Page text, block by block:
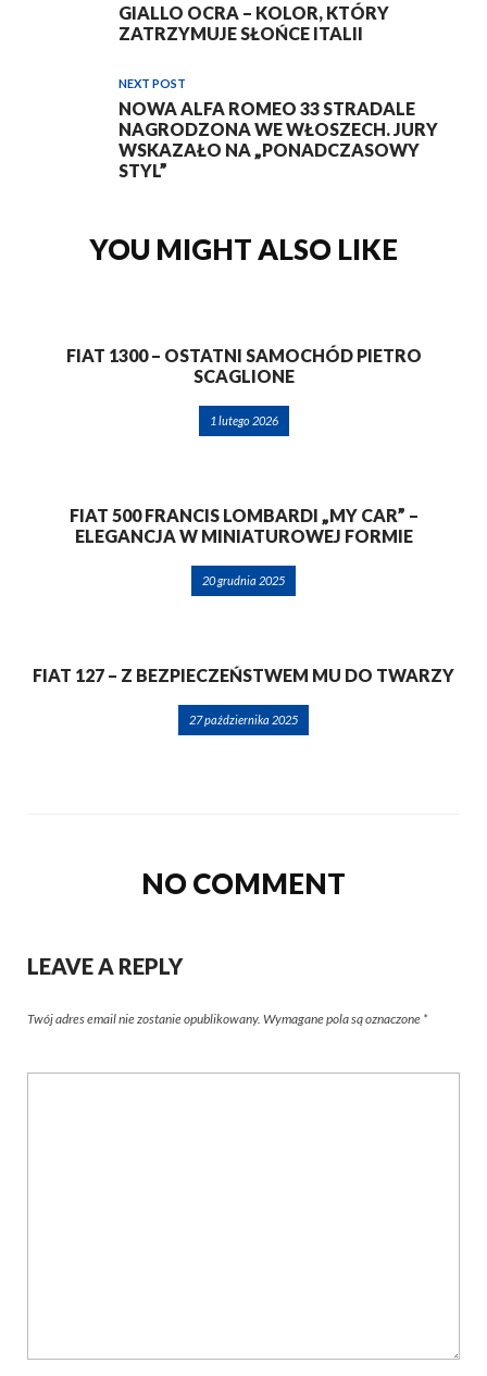
GIALLO OCRA – KOLOR, KTÓRY
ZATRZYMUJE SŁOŃCE ITALII
NEXT POST
NOWA ALFA ROMEO 33 STRADALE
NAGRODZONA WE WŁOSZECH. JURY
WSKAZAŁO NA „PONADCZASOWY
STYL”
YOU MIGHT ALSO LIKE
FIAT 1300 – OSTATNI SAMOCHÓD PIETRO
SCAGLIONE
1 lutego 2026
FIAT 500 FRANCIS LOMBARDI „MY CAR” –
ELEGANCJA W MINIATUROWEJ FORMIE
20 grudnia 2025
FIAT 127 – Z BEZPIECZEŃSTWEM MU DO TWARZY
27 października 2025
NO COMMENT
LEAVE A REPLY
Twój adres email nie zostanie opublikowany. Wymagane pola są oznaczone *